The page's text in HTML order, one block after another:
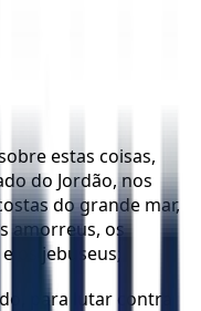
estas coisas,
do Jordão, nos
do grande mar,
amorreus, os
os jebuseus;
para lutar contra